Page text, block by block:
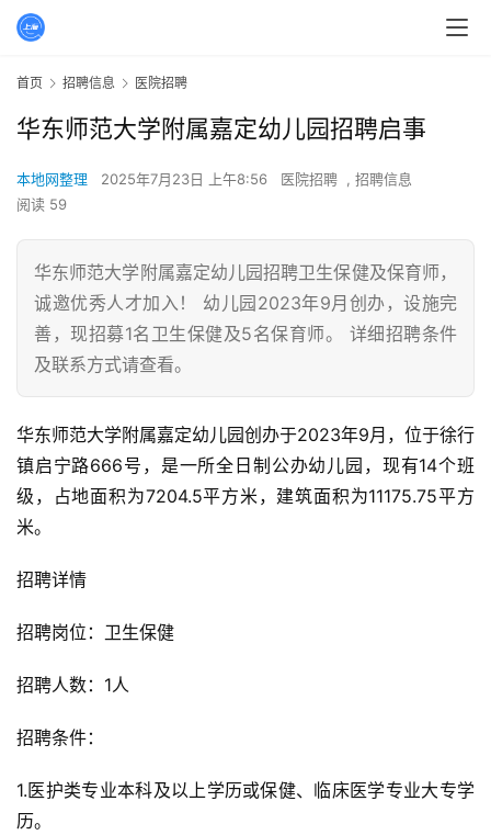
首页 招聘信息 医院招聘
华东师范大学附属嘉定幼儿园招聘启事
本地网整理 2025年7月23日 上午8:56 医院招聘 , 招聘信息
阅读 59
华东师范大学附属嘉定幼儿园招聘卫生保健及保育师，
诚邀优秀人才加入！ 幼儿园2023年9月创办，设施完
善，现招募1名卫生保健及5名保育师。 详细招聘条件
及联系方式请查看。
华东师范大学附属嘉定幼儿园创办于2023年9月，位于徐行
镇启宁路666号，是一所全日制公办幼儿园，现有14个班
级，占地面积为7204.5平方米，建筑面积为11175.75平方
米。
招聘详情
招聘岗位：卫生保健
招聘人数：1人
招聘条件：
1.医护类专业本科及以上学历或保健、临床医学专业大专学
历。